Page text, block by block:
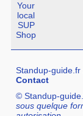
Your
local
SUP
Shop
Standup-guide.fr
Contact
© Standup-
sous quelque